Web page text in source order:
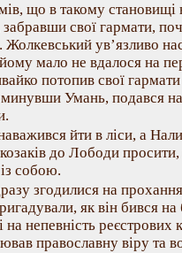
що в такому
забравши свої гармати,
Жолкевський ув’язливо
мало не вдалося на
потопив свої
Умань, подався
йти в ліси, а
козаків до Лободи
собою.
згодилися на
як він бився на
на непевність реєстрових
православну віру та